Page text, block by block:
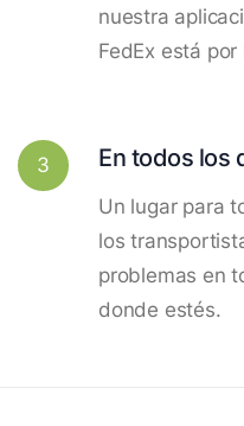
nuestra
FedEx está por
3 En todos los
Un lugar para
los
problemas en
donde estés.